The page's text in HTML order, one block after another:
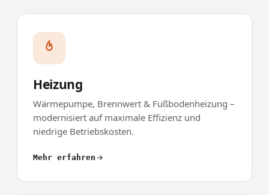
Heizung
Wärmepumpe, Brennwert & Fußbodenheizung –
modernisiert auf maximale Effizienz und
niedrige Betriebskosten.
Mehr erfahren